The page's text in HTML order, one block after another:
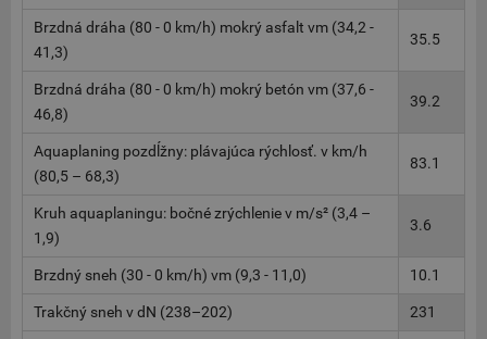
Brzdná dráha (80 - 0 km/h) mokrý asfalt vm (34,2 -
41,3)
35.5
Brzdná dráha (80 - 0 km/h) mokrý betón vm (37,6 -
46,8)
39.2
Aquaplaning pozdĺžny: plávajúca rýchlosť. v km/h
(80,5 – 68,3)
83.1
Kruh aquaplaningu: bočné zrýchlenie v m/s² (3,4 –
1,9)
3.6
Brzdný sneh (30 - 0 km/h) vm (9,3 - 11,0) 10.1
Trakčný sneh v dN (238–202) 231